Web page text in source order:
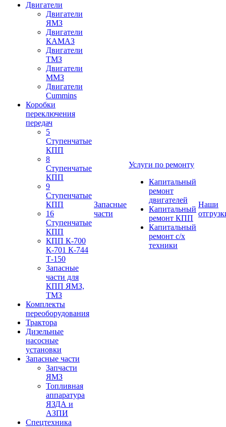
Двигатели
Двигатели
ЯМЗ
Двигатели
КАМАЗ
Двигатели
ТМЗ
Двигатели
ММЗ
Двигатели
Cummins
Коробки
переключения
передач
5
Ступенчатые
КПП
8
Ступенчатые
КПП
9
Ступенчатые
КПП
16
Ступенчатые
КПП
КПП К-700
К-701 К-744
Т-150
Запасные
части для
КПП ЯМЗ,
ТМЗ
Комплекты
переоборудования
Трактора
Дизельные
насосные
установки
Запасные части
Запчасти
ЯМЗ
Топливная
аппаратура
ЯЗДА и
АЗПИ
Спецтехника
Запасные
части
Услуги по ремонту
Капитальный
ремонт
двигателей
Капитальный
ремонт КПП
Капитальный
ремонт с/х
техники
Наши